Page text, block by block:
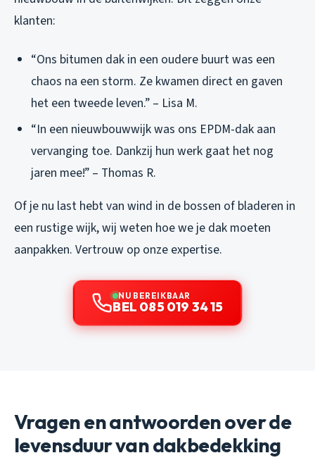
klanten:
“Ons bitumen dak in een oudere buurt was een
chaos na een storm. Ze kwamen direct en gaven
het een tweede leven.” – Lisa M.
“In een nieuwbouwwijk was ons EPDM-dak aan
vervanging toe. Dankzij hun werk gaat het nog
jaren mee!” – Thomas R.
Of je nu last hebt van wind in de bossen of bladeren in
een rustige wijk, wij weten hoe we je dak moeten
aanpakken. Vertrouw op onze expertise.
NU BEREIKBAAR
BEL 085 019 34 15
Vragen en antwoorden over de
levensduur van dakbedekking